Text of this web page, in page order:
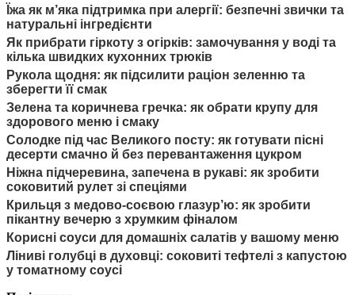
Їжа як м’яка підтримка при алергії: безпечні звички та
натуральні інгредієнти
Як прибрати гіркоту з огірків: замочування у воді та
кілька швидких кухонних трюків
Рукола щодня: як підсилити раціон зеленню та
зберегти її смак
Зелена та коричнева гречка: як обрати крупу для
здорового меню і смаку
Солодке під час Великого посту: як готувати пісні
десерти смачно й без перевантаження цукром
Ніжна підчеревина, запечена в рукаві: як зробити
соковитий рулет зі спеціями
Крильця з медово-соєвою глазур’ю: як зробити
пікантну вечерю з хрумким фіналом
Корисні соуси для домашніх салатів у вашому меню
Ліниві голубці в духовці: соковиті тефтелі з капустою
у томатному соусі